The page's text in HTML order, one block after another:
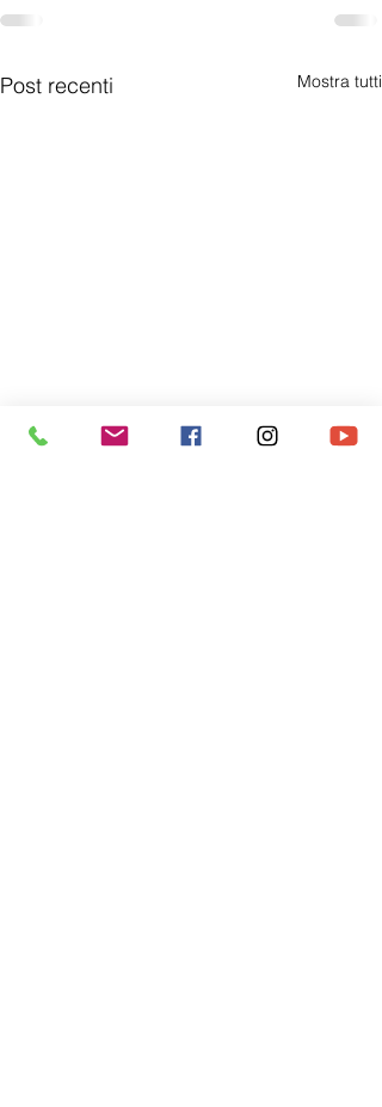
Post recenti Mostra tutti